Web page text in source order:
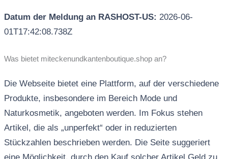
Datum der Meldung an RASHOST-US: 2026-06-
01T17:42:08.738Z
Was bietet miteckenundkantenboutique.shop an?
Die Webseite bietet eine Plattform, auf der verschiedene
Produkte, insbesondere im Bereich Mode und
Naturkosmetik, angeboten werden. Im Fokus stehen
Artikel, die als „unperfekt“ oder in reduzierten
Stückzahlen beschrieben werden. Die Seite suggeriert